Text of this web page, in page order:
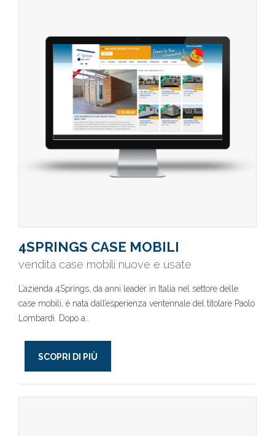
4SPRINGS CASE MOBILI
vendita case mobili nuove e usate
L’azienda 4Springs, da anni leader in Italia nel settore delle
case mobili, è nata dall’esperienza ventennale del titolare Paolo
Lombardi. Dopo a..
SCOPRI DI PIÙ